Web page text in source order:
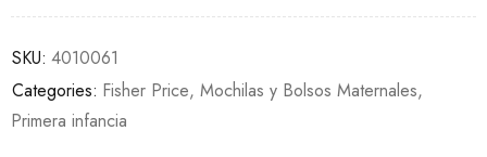
SKU: 4010061
Categories: Fisher Price, Mochilas y Bolsos Maternales,
Primera infancia